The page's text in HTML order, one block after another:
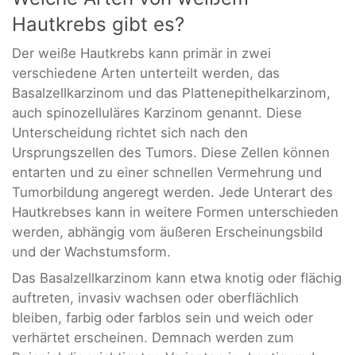
Hautkrebs gibt es?
Der weiße Hautkrebs kann primär in zwei
verschiedene Arten unterteilt werden, das
Basalzellkarzinom und das Plattenepithelkarzinom,
auch spinozelluläres Karzinom genannt. Diese
Unterscheidung richtet sich nach den
Ursprungszellen des Tumors. Diese Zellen können
entarten und zu einer schnellen Vermehrung und
Tumorbildung angeregt werden. Jede Unterart des
Hautkrebses kann in weitere Formen unterschieden
werden, abhängig vom äußeren Erscheinungsbild
und der Wachstumsform.
Das Basalzellkarzinom kann etwa knotig oder flächig
auftreten, invasiv wachsen oder oberflächlich
bleiben, farbig oder farblos sein und weich oder
verhärtet erscheinen. Demnach werden zum